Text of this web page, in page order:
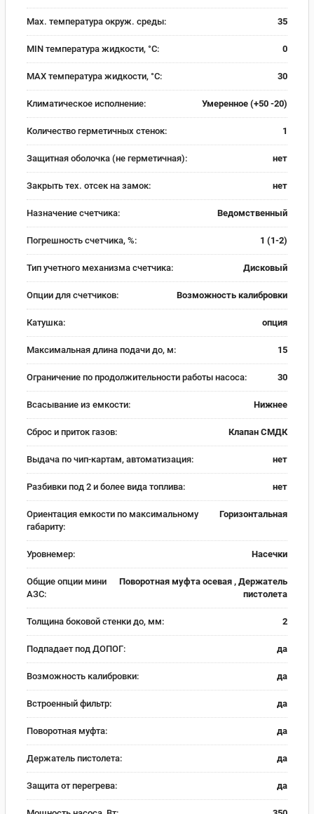
Max. температура окруж. среды: 35
MIN температура жидкости, °C: 0
MAX температура жидкости, °C: 30
Климатическое исполнение: Умеренное (+50 -20)
Количество герметичных стенок: 1
Защитная оболочка (не герметичная): нет
Закрыть тех. отсек на замок: нет
Назначение счетчика: Ведомственный
Погрешность счетчика, %: 1 (1-2)
Тип учетного механизма счетчика: Дисковый
Опции для счетчиков: Возможность калибровки
Катушка: опция
Максимальная длина подачи до, м: 15
Ограничение по продолжительности работы насоса: 30
Всасывание из емкости: Нижнее
Сброс и приток газов: Клапан СМДК
Выдача по чип-картам, автоматизация: нет
Разбивки под 2 и более вида топлива: нет
Ориентация емкости по максимальному
габариту:
Горизонтальная
Уровнемер: Насечки
Общие опции мини
АЗС:
Поворотная муфта осевая , Держатель
пистолета
Толщина боковой стенки до, мм: 2
Подпадает под ДОПОГ: да
Возможность калибровки: да
Встроенный фильтр: да
Поворотная муфта: да
Держатель пистолета: да
Защита от перегрева: да